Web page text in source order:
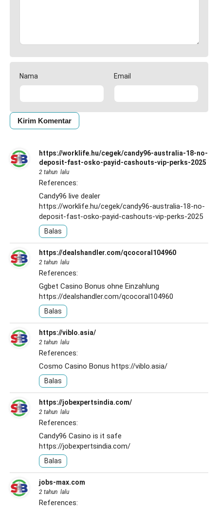
Nama Email
https://worklife.hu/cegek/candy96-australia-18-no-
deposit-fast-osko-payid-cashouts-vip-perks-2025
2 tahun lalu
References:
Candy96 live dealer
https://worklife.hu/cegek/candy96-australia-18-no-
deposit-fast-osko-payid-cashouts-vip-perks-2025
Balas
https://dealshandler.com/qcocoral104960
2 tahun lalu
References:
Ggbet Casino Bonus ohne Einzahlung
https://dealshandler.com/qcocoral104960
Balas
https://viblo.asia/
2 tahun lalu
References:
Cosmo Casino Bonus https://viblo.asia/
Balas
https://jobexpertsindia.com/
2 tahun lalu
References:
Candy96 Casino is it safe
https://jobexpertsindia.com/
Balas
jobs-max.com
2 tahun lalu
References: